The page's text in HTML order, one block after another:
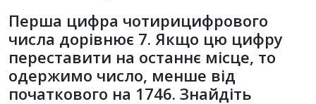
Перша цифра чотирицифрового
числа дорівнює 7. Якщо цю цифру
переставити на останнє місце, то
одержимо число, менше від
початкового на 1746. Знайдіть